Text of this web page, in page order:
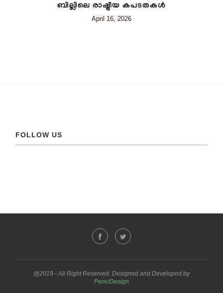
ബില്ലിലെ രാഷ്ട്രീയ കപടതകൾ
April 16, 2026
FOLLOW US
@2019 - All Right Reserved. Designed and Developed by
PenciDesign